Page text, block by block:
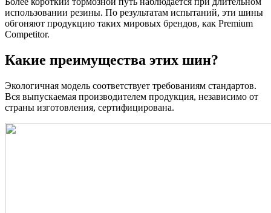
использовании резины. По результатам испытаний, эти шины
обгоняют продукцию таких мировых брендов, как Premium
Competitor.
Какие преимущества этих шин?
Экологичная модель соответствует требованиям стандартов.
Вся выпускаемая производителем продукция, независимо от
страны изготовления, сертифицирована.